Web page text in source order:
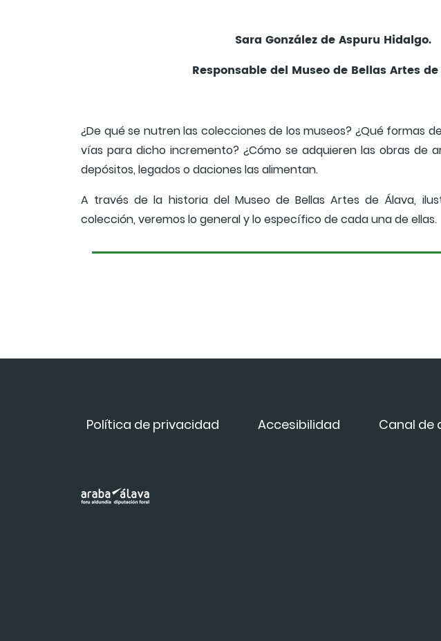
Sara González de Aspuru Hidalgo.
Responsable del Museo de Bellas Artes
¿De qué se nutren las colecciones de los museos? ¿Qué formas
vías para dicho incremento? ¿Cómo se adquieren las obras de
depósitos, legados o daciones las alimentan.
A través de la historia del Museo de Bellas Artes de Álava,
colección, veremos lo general y lo específico de cada una de ellas.
Política de privacidad Accesibilidad Canal de